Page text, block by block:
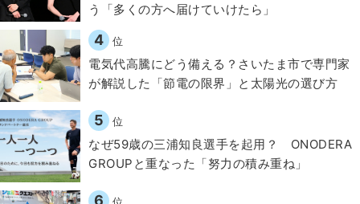
う「多くの方へ届けていけたら」
4 位
電気代高騰にどう備える？さいたま市で専門家
が解説した「節電の限界」と太陽光の選び方
5 位
なぜ59歳の三浦知良選手を起用？ ONODERA
GROUPと重なった「努力の積み重ね」
6